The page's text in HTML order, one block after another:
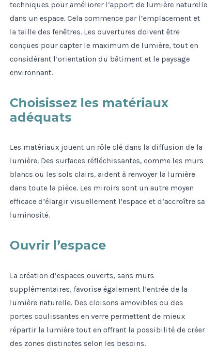
techniques pour améliorer l’apport de lumière naturelle
dans un espace. Cela commence par l’emplacement et
la taille des fenêtres. Les ouvertures doivent être
conçues pour capter le maximum de lumière, tout en
considérant l’orientation du bâtiment et le paysage
environnant.
Choisissez les matériaux
adéquats
Les matériaux jouent un rôle clé dans la diffusion de la
lumière. Des surfaces réfléchissantes, comme les murs
blancs ou les sols clairs, aident à renvoyer la lumière
dans toute la pièce. Les miroirs sont un autre moyen
efficace d’élargir visuellement l’espace et d’accroître sa
luminosité.
Ouvrir l’espace
La création d’espaces ouverts, sans murs
supplémentaires, favorise également l’entrée de la
lumière naturelle. Des cloisons amovibles ou des
portes coulissantes en verre permettent de mieux
répartir la lumière tout en offrant la possibilité de créer
des zones distinctes selon les besoins.